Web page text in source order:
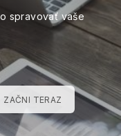
spravovať vaše
ZAČNI TERAZ